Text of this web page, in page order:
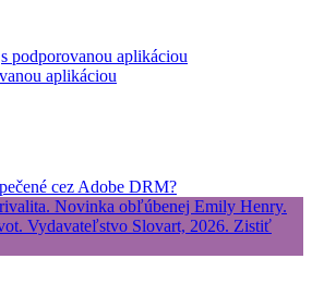
s podporovanou aplikáciou
aplikáciou
cez Adobe DRM?